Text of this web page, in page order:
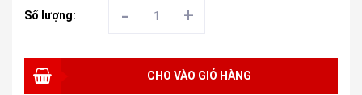
Số lượng: - +
CHO VÀO GIỎ HÀNG